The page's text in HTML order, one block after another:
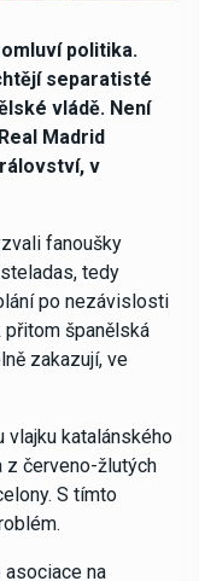
politika.
separatisté
vládě. Není
Madrid
v
fanoušky
tedy
po nezávislosti
přitom španělská
zakazují, ve
vlajku katalánského
z červeno-žlutých
S tímto
na